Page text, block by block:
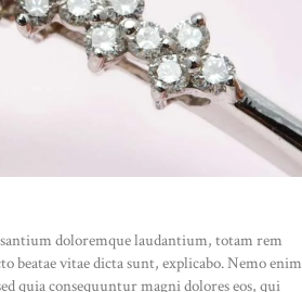
doloremque laudantium, totam rem
beatae vitae dicta sunt, explicabo. Nemo enim
quia consequuntur magni dolores eos, qui